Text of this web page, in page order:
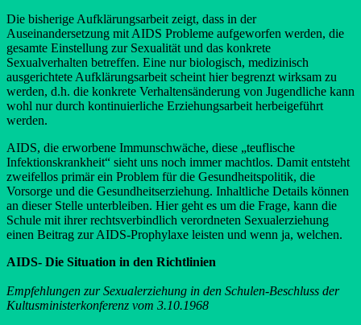
Die bisherige Aufklärungsarbeit zeigt, dass in der
Auseinandersetzung mit AIDS Probleme aufgeworfen werden, die
gesamte Einstellung zur Sexualität und das konkrete
Sexualverhalten betreffen. Eine nur biologisch, medizinisch
ausgerichtete Aufklärungsarbeit scheint hier begrenzt wirksam zu
werden, d.h. die konkrete Verhaltensänderung von Jugendliche kann
wohl nur durch kontinuierliche Erziehungsarbeit herbeigeführt
werden.
AIDS, die erworbene Immunschwäche, diese „teuflische
Infektionskrankheit“ sieht uns noch immer machtlos. Damit entsteht
zweifellos primär ein Problem für die Gesundheitspolitik, die
Vorsorge und die Gesundheitserziehung. Inhaltliche Details können
an dieser Stelle unterbleiben. Hier geht es um die Frage, kann die
Schule mit ihrer rechtsverbindlich verordneten Sexualerziehung
einen Beitrag zur AIDS-Prophylaxe leisten und wenn ja, welchen.
AIDS- Die Situation in den Richtlinien
Empfehlungen zur Sexualerziehung in den Schulen-Beschluss der
Kultusministerkonferenz vom 3.10.1968